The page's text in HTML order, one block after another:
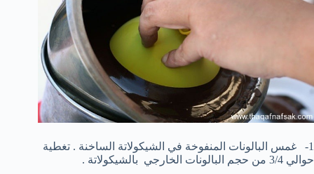
1- غمس البالونات المنفوخة في الشيكولاتة الساخنة . تغطية
حوالي 3/4 من حجم البالونات الخارجي بالشيكولاتة .